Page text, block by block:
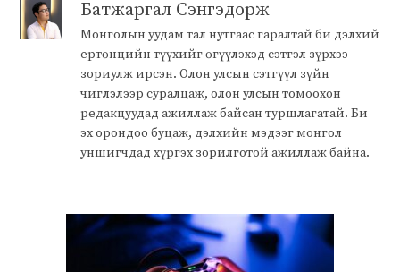
Батжаргал Сэнгэдорж
Монголын уудам тал нутгаас гаралтай би дэлхий
ертөнцийн түүхийг өгүүлэхэд сэтгэл зүрхээ
зориулж ирсэн. Олон улсын сэтгүүл зүйн
чиглэлээр суралцаж, олон улсын томоохон
редакцуудад ажиллаж байсан туршлагатай. Би
эх орондоо буцаж, дэлхийн мэдээг монгол
уншигчдад хүргэх зорилготой ажиллаж байна.